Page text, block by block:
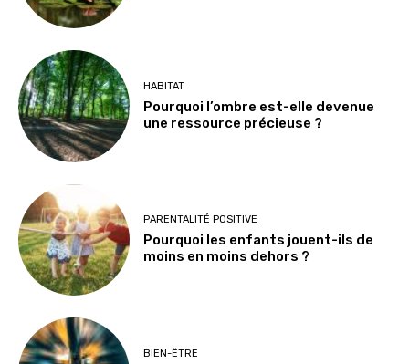
HABITAT
Pourquoi l’ombre est-elle devenue
une ressource précieuse ?
PARENTALITÉ POSITIVE
Pourquoi les enfants jouent-ils de
moins en moins dehors ?
BIEN-ÊTRE